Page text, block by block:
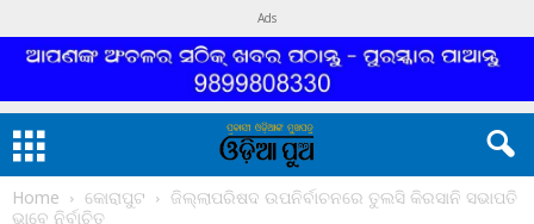
Ads
Home କୋରାପୁଟ
ଜିଲ୍ଲାପରିଷଦ ଉପନିର୍ବାଚନରେ ତୁଲସି କିରସାନି ସଭାପତି
ଭାବେ ନିର୍ବାଚିତ